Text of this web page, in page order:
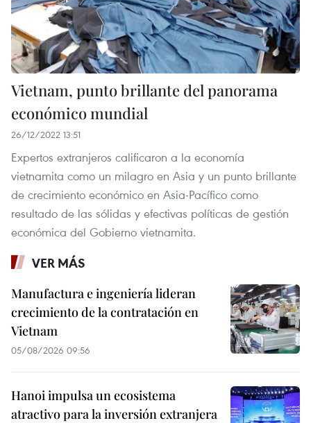
Vietnam, punto brillante del panorama
económico mundial
26/12/2022 13:51
Expertos extranjeros calificaron a la economía
vietnamita como un milagro en Asia y un punto brillante
de crecimiento económico en Asia-Pacífico como
resultado de las sólidas y efectivas políticas de gestión
económica del Gobierno vietnamita.
VER MÁS
Manufactura e ingeniería lideran
crecimiento de la contratación en
Vietnam
05/08/2026 09:56
Hanoi impulsa un ecosistema
atractivo para la inversión extranjera